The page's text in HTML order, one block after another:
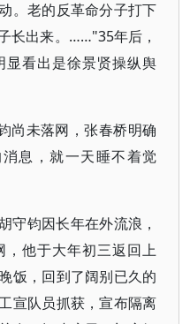
。老的反革命分子打下
长出来。……"35年后，
看出是徐景贤操纵舆
尚未落网，张春桥明确
息，就一天睡不着觉
守钧因长年在外流浪，
他于大年初三返回上
饭，回到了阔别已久的
宣队员抓获，宣布隔离